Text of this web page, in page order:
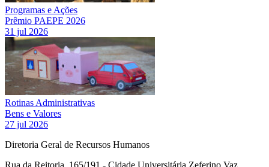
Programas e Ações
Prêmio PAEPE 2026
31 jul 2026
Rotinas Administrativas
Bens e Valores
27 jul 2026
Diretoria Geral de Recursos Humanos